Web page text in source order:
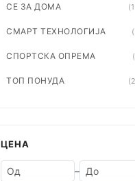
СЕ ЗА ДОМА
СМАРТ ТЕХНОЛОГИЈА
СПОРТСКА ОПРЕМА
ТОП ПОНУДА
ЦЕНА
–